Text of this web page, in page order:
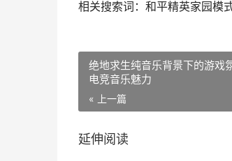
相关搜索词：和平精英家园模
绝地求生纯音乐背景下的游戏
电竞音乐魅力
« 上一篇
延伸阅读